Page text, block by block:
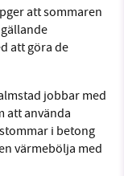
att sommaren
att göra de
jobbar med
att använda
i betong
värmebölja med